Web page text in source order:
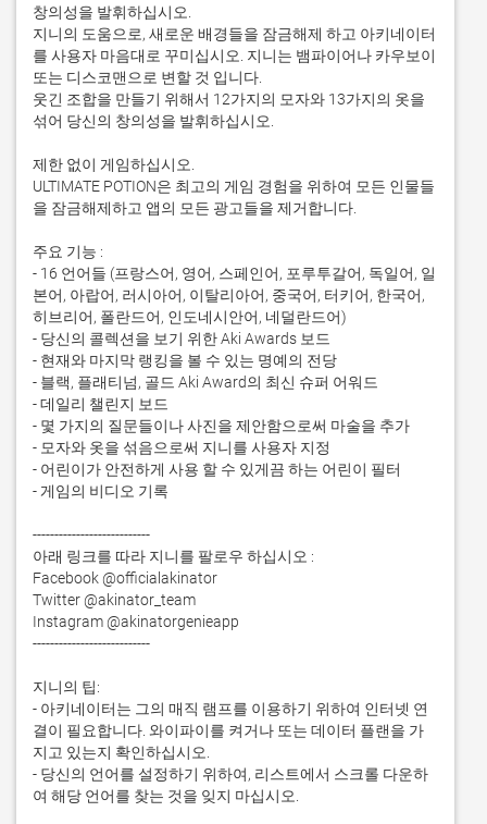
창의성을 발휘하십시오.
지니의 도움으로, 새로운 배경들을 잠금해제 하고 아키네이터
를 사용자 마음대로 꾸미십시오. 지니는 뱀파이어나 카우보이
또는 디스코맨으로 변할 것 입니다.
웃긴 조합을 만들기 위해서 12가지의 모자와 13가지의 옷을
섞어 당신의 창의성을 발휘하십시오.
제한 없이 게임하십시오.
ULTIMATE POTION은 최고의 게임 경험을 위하여 모든 인물들
을 잠금해제하고 앱의 모든 광고들을 제거합니다.
주요 기능 :
- 16 언어들 (프랑스어, 영어, 스페인어, 포루투갈어, 독일어, 일
본어, 아랍어, 러시아어, 이탈리아어, 중국어, 터키어, 한국어,
히브리어, 폴란드어, 인도네시안어, 네덜란드어)
- 당신의 콜렉션을 보기 위한 Aki Awards 보드
- 현재와 마지막 랭킹을 볼 수 있는 명예의 전당
- 블랙, 플래티넘, 골드 Aki Award의 최신 슈퍼 어워드
- 데일리 챌린지 보드
- 몇 가지의 질문들이나 사진을 제안함으로써 마술을 추가
- 모자와 옷을 섞음으로써 지니를 사용자 지정
- 어린이가 안전하게 사용 할 수 있게끔 하는 어린이 필터
- 게임의 비디오 기록
---------------------------
아래 링크를 따라 지니를 팔로우 하십시오 :
Facebook @officialakinator
Twitter @akinator_team
Instagram @akinatorgenieapp
---------------------------
지니의 팁:
- 아키네이터는 그의 매직 램프를 이용하기 위하여 인터넷 연
결이 필요합니다. 와이파이를 켜거나 또는 데이터 플랜을 가
지고 있는지 확인하십시오.
- 당신의 언어를 설정하기 위하여, 리스트에서 스크롤 다운하
여 해당 언어를 찾는 것을 잊지 마십시오.